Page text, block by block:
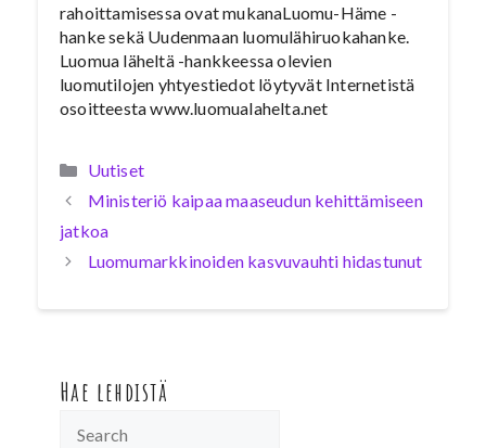
rahoittamisessa ovat mukanaLuomu-Häme -
hanke sekä Uudenmaan luomulähiruokahanke.
Luomua läheltä -hankkeessa olevien
luomutilojen yhtyestiedot löytyvät Internetistä
osoitteesta www.luomualahelta.net
Kategoriat
Uutiset
Ministeriö kaipaa maaseudun kehittämiseen
jatkoa
Luomumarkkinoiden kasvuvauhti hidastunut
Hae lehdistä